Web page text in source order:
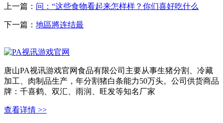
上一篇： 问：“这些食物看起来怎样样？你们喜好吃什么
下一篇： 地區將连结最
唐山PA视讯游戏官网食品有限公司主要从事生猪分割、冷藏
加工、肉制品生产，年分割猪白条能力50万头。公司供货商品
牌：千喜鹤、双汇、雨润、旺发等知名厂家
查看详情 >>